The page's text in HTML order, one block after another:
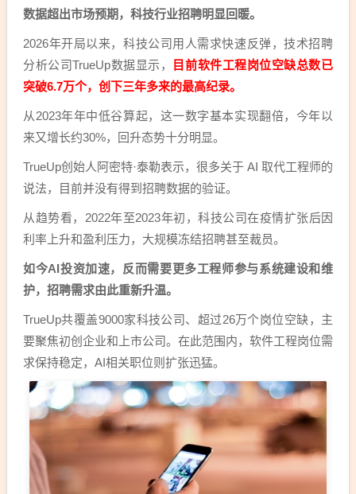
数据超出市场预期，科技行业招聘明显回暖。
2026年开局以来，科技公司用人需求快速反弹，技术招聘
分析公司TrueUp数据显示，
目前软件工程岗位空缺总数已
突破6.7万个，创下三年多来的最高纪录。
从2023年年中低谷算起，这一数字基本实现翻倍，今年以
来又增长约30%，回升态势十分明显。
TrueUp创始人阿密特·泰勒表示，很多关于 AI 取代工程师的
说法，目前并没有得到招聘数据的验证。
从趋势看，2022年至2023年初，科技公司在疫情扩张后因
利率上升和盈利压力，大规模冻结招聘甚至裁员。
如今AI投资加速，反而需要更多工程师参与系统建设和维
护，招聘需求由此重新升温。
TrueUp共覆盖9000家科技公司、超过26万个岗位空缺，主
要聚焦初创企业和上市公司。在此范围内，软件工程岗位需
求保持稳定，AI相关职位则扩张迅猛。